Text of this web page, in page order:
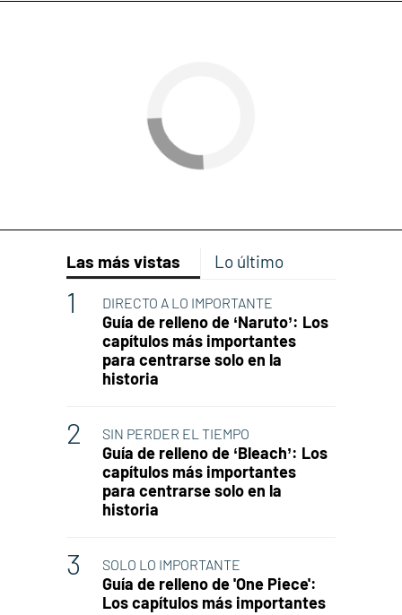
Las más vistas Lo último
DIRECTO A LO IMPORTANTE
Guía de relleno de ‘Naruto’: Los
capítulos más importantes
para centrarse solo en la
historia
SIN PERDER EL TIEMPO
Guía de relleno de ‘Bleach’: Los
capítulos más importantes
para centrarse solo en la
historia
SOLO LO IMPORTANTE
Guía de relleno de 'One Piece':
Los capítulos más importantes